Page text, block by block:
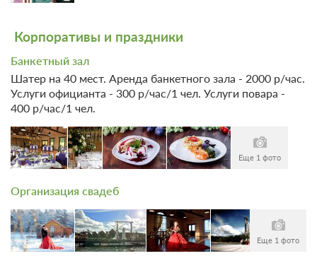
Корпоративы и праздники
Банкетный зал
Шатер на 40 мест. Аренда банкетного зала - 2000 р/час.
Услуги официанта - 300 р/час/1 чел. Услуги повара -
400 р/час/1 чел.
Еще 1 фото
Организация свадеб
Еще 1 фото